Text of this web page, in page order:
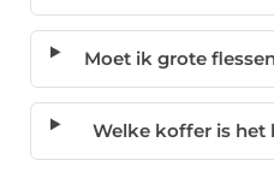
Moet ik grote
Welke koffer is het